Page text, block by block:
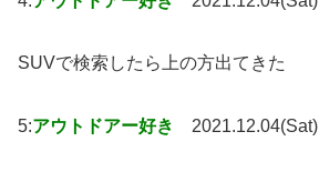
SUVで検索したら上の方出てきた
5:アウトドアー好き 2021.12.04(Sat)